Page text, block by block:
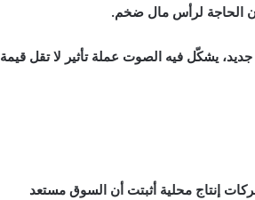
الحاجة لرأس مال ضخم.
جديد، يشكّل فيه الصوت عملة تأثير لا تقل قيمة
إنتاج محلية أثبتت أن السوق مستعد